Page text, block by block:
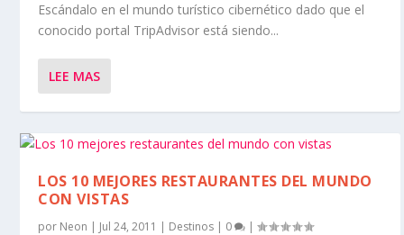
Escándalo en el mundo turístico cibernético dado que el
conocido portal TripAdvisor está siendo...
LEE MAS
LOS 10 MEJORES RESTAURANTES DEL MUNDO
CON VISTAS
por Neon | Jul 24, 2011 | Destinos | 0 |